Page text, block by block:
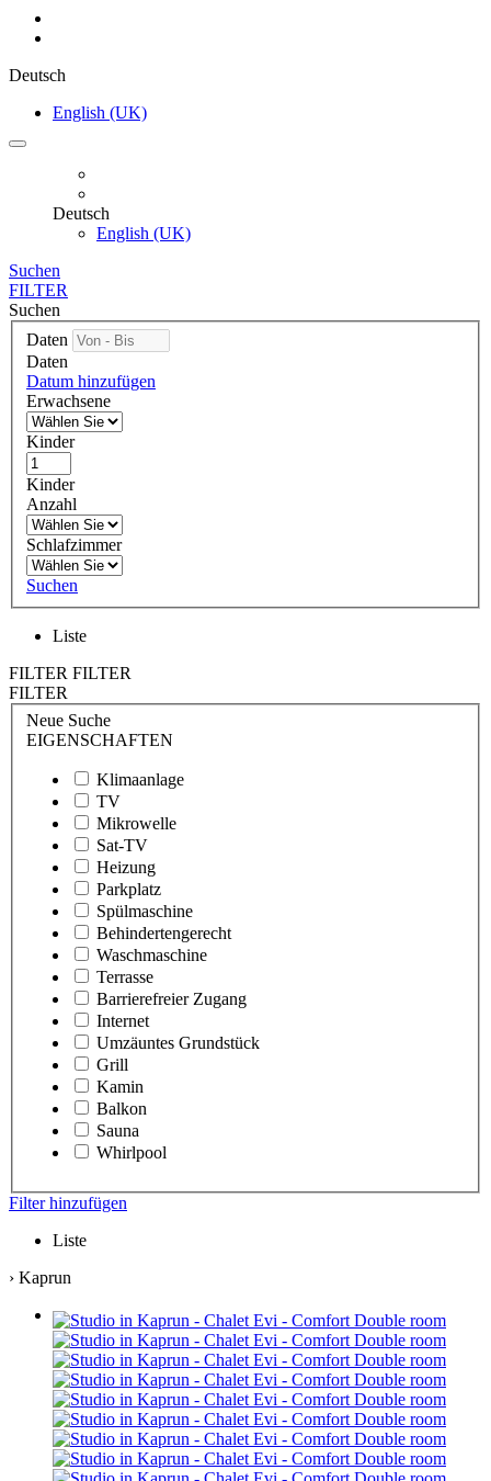
Deutsch
English (UK)
Deutsch
English (UK)
Suchen
FILTER
Suchen
Daten
Daten
Datum hinzufügen
Erwachsene
Kinder
Kinder
Anzahl
Schlafzimmer
Suchen
Liste
FILTER FILTER
FILTER
Neue Suche
EIGENSCHAFTEN
Klimaanlage
TV
Mikrowelle
Sat-TV
Heizung
Parkplatz
Spülmaschine
Behindertengerecht
Waschmaschine
Terrasse
Barrierefreier Zugang
Internet
Umzäuntes Grundstück
Grill
Kamin
Balkon
Sauna
Whirlpool
Filter hinzufügen
Liste
› Kaprun